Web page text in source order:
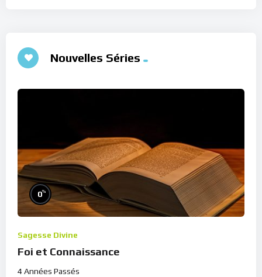
Nouvelles Séries
0%
Sagesse Divine
Foi et Connaissance
4 Années Passés